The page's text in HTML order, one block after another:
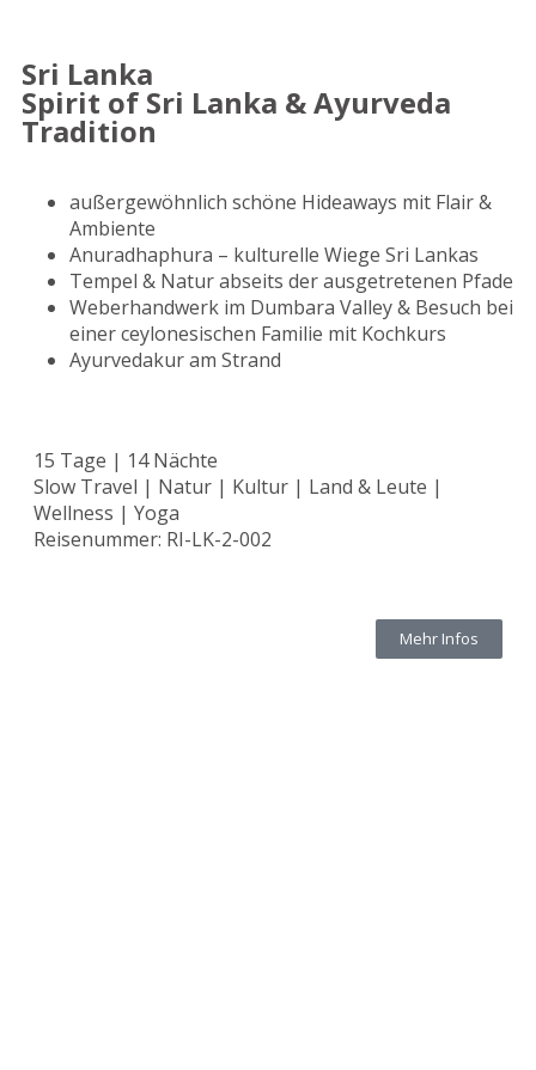
Sri Lanka
Spirit of Sri Lanka & Ayurveda
Tradition
außergewöhnlich schöne Hideaways mit Flair &
Ambiente
Anuradhaphura – kulturelle Wiege Sri Lankas
Tempel & Natur abseits der ausgetretenen Pfade
Weberhandwerk im Dumbara Valley & Besuch bei
einer ceylonesischen Familie mit Kochkurs
Ayurvedakur am Strand
15 Tage | 14 Nächte
Slow Travel | Natur | Kultur | Land & Leute |
Wellness | Yoga
Reisenummer: RI-LK-2-002
Mehr Infos